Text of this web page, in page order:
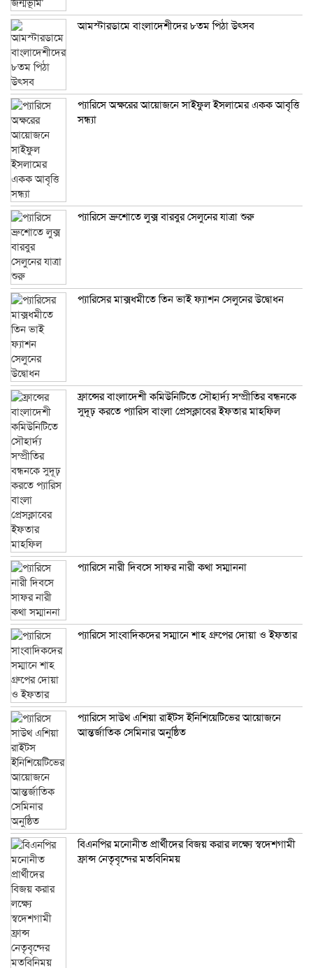
আমস্টারডামে বাংলাদেশীদের ৮তম পিঠা উৎসব
প্যারিসে অক্ষরের আয়োজনে সাইফুল ইসলামের একক আবৃত্তি
সন্ধ্যা
প্যারিসে ব্রুশোতে লুক্স বারবুর সেলুনের যাত্রা শুরু
প্যারিসের মাক্সধমীতে তিন ভাই ফ্যাশন সেলুনের উদ্বোধন
ফ্রান্সের বাংলাদেশী কমিউনিটিতে সৌহার্দ্য সম্প্রীতির বন্ধনকে
সুদূঢ় করতে প্যারিস বাংলা প্রেসক্লাবের ইফতার মাহফিল
প্যারিসে নারী দিবসে সাফর নারী কথা সম্মাননা
প্যারিসে সাংবাদিকদের সম্মানে শাহ গ্রুপের দোয়া ও ইফতার
প্যারিসে সাউথ এশিয়া রাইটস ইনিশিয়েটিভের আয়োজনে
আন্তর্জাতিক সেমিনার অনুষ্ঠিত
বিএনপির মনোনীত প্রার্থীদের বিজয় করার লক্ষ্যে স্বদেশগামী
ফ্রান্স নেতৃবৃন্দের মতবিনিময়